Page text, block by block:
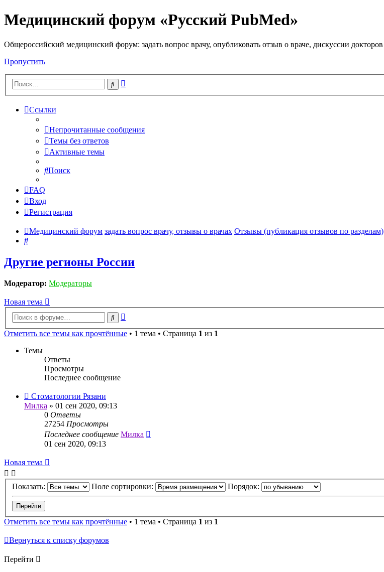
Медицинский форум «Русский PubMed»
Общероссийский медицинский форум: задать вопрос врачу, опубликовать отзыв о враче, дискуссии докторов
Пропустить
Поиск
Ссылки
Непрочитанные сообщения
Темы без ответов
Активные темы
Поиск
FAQ
Вход
Регистрация
Медицинский форум задать вопрос врачу, отзывы о врачах Отзывы (публикация отзывов по разделам)
Поиск
Другие регионы России
Модератор: Модераторы
Новая тема
Поиск
Отметить все темы как прочтённые • 1 тема • Страница 1 из 1
Темы
Ответы
Просмотры
Последнее сообщение
Стоматологии Рязани
Милка » 01 сен 2020, 09:13
0 Ответы
27254 Просмотры
Последнее сообщение Милка
01 сен 2020, 09:13
Новая тема
Показать: Поле сортировки: Порядок:
Отметить все темы как прочтённые • 1 тема • Страница 1 из 1
Вернуться к списку форумов
Перейти